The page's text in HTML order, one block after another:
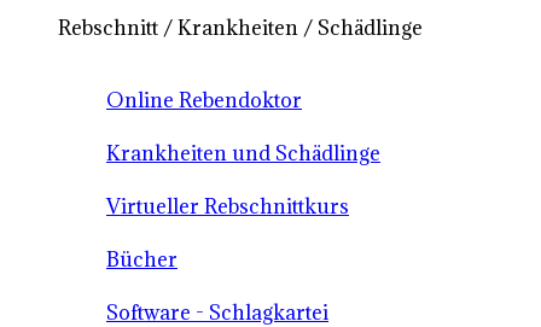
Rebschnitt / Krankheiten / Schädlinge
Online Rebendoktor
Krankheiten und Schädlinge
Virtueller Rebschnittkurs
Bücher
Software - Schlagkartei